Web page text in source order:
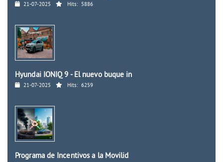
21-07-2025 Hits: 5886
Hyundai IONIQ 9 - El nuevo buque in
21-07-2025 Hits: 6259
Programa de Incentivos a la Movilid